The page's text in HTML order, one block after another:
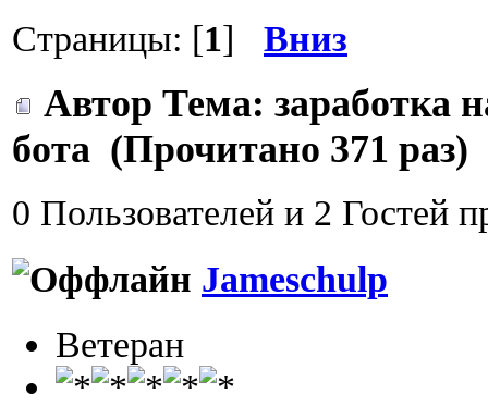
Страницы: [1] Вниз
Автор Тема: заработка
бота (Прочитано 371 раз)
0 Пользователей и 2 Гостей
Jameschulp
Ветеран